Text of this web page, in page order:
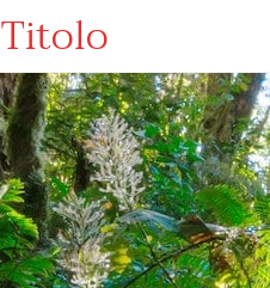
Titolo